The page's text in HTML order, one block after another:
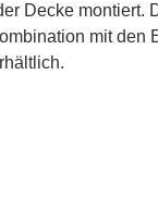
Decke
mit